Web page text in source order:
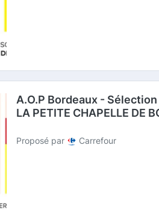
A.O.P Bordeaux -
LA PETITE CHAPELLE DE
Proposé par Carrefour